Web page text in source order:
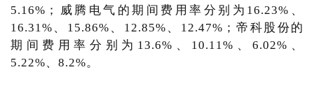
5.16%；威腾电气的期间费用率分别为16.23%、
16.31%、15.86%、12.85%、12.47%；帝科股份的
期间费用率分别为13.6%、10.11%、6.02%、
5.22%、8.2%。